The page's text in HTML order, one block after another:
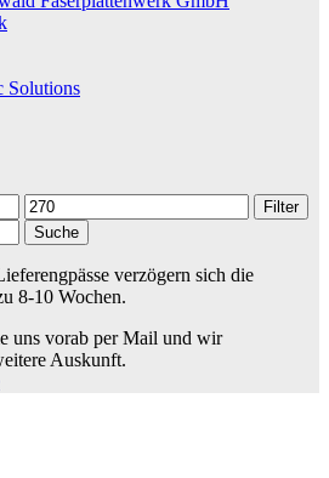
Solutions
Max.
Preis
Filter
Suche
verzögern sich die
8-10 Wochen.
uns vorab per Mail und wir
Auskunft.